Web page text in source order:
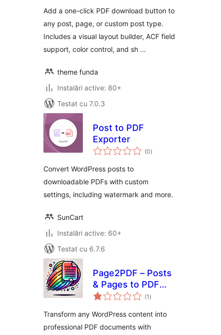
Add a one-click PDF download button to
any post, page, or custom post type.
Includes a visual layout builder, ACF field
support, color control, and sh …
theme funda
Instalări active: 80+
Testat cu 7.0.3
Post to PDF
Exporter
(0total
aprecieri
)
Convert WordPress posts to
downloadable PDFs with custom
settings, including watermark and more.
SunCart
Instalări active: 60+
Testat cu 6.7.6
Page2PDF – Posts
& Pages to PDF
Converter
(1 total
aprecieri
)
Transform any WordPress content into
professional PDF documents with